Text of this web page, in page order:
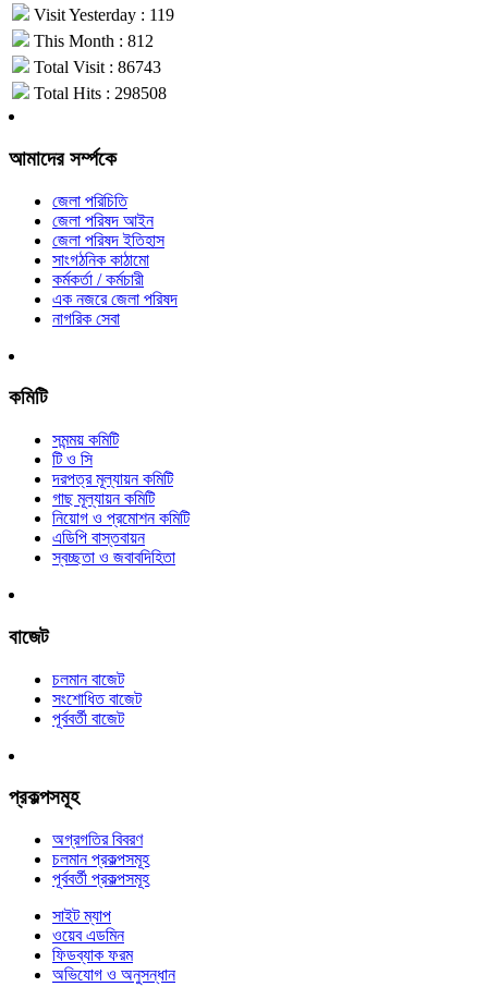
Visit Yesterday : 119
This Month : 812
Total Visit : 86743
Total Hits : 298508
আমাদের সর্ম্পকে
জেলা পরিচিতি
জেলা পরিষদ আইন
জেলা পরিষদ ইতিহাস
সাংগঠনিক কাঠামো
কর্মকর্তা / কর্মচারী
এক নজরে জেলা পরিষদ
নাগরিক সেবা
কমিটি
সমন্ময় কমিটি
টি ও সি
দরপত্র মূল্যায়ন কমিটি
গাছ মূল্যায়ন কমিটি
নিয়োগ ও প্রমোশন কমিটি
এডিপি বাস্তবায়ন
স্বচ্ছতা ও জবাবদিহিতা
বাজেট
চলমান বাজেট
সংশোধিত বাজেট
পূর্ববর্তী বাজেট
প্রকল্পসমূহ
অগ্রগতির বিবরণ
চলমান প্রকল্পসমূহ
পূর্ববর্তী প্রকল্পসমূহ
সাইট ম্যাপ
ওয়েব এডমিন
ফিডব্যাক ফরম
অভিযোগ ও অনুসন্ধান